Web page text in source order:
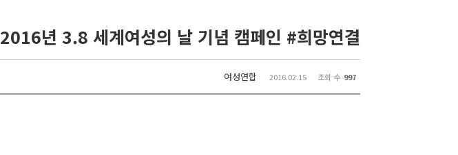
2016년 3.8 세계여성의 날 기념 캠페인 #희망연결
여성연합 2016.02.15 조회 수 997